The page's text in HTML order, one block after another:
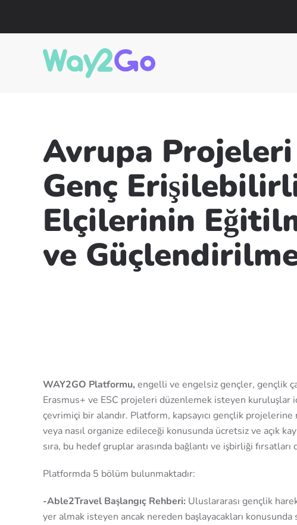
Avrupa
Genç
Elçilerinin
ve
WAY2GO Platformu, engelli ve engelsiz gençler, gençlik
Erasmus+ ve ESC projeleri düzenlemek isteyen kuruluşlar
çevrimiçi bir alandır. Platform, kapsayıcı gençlik projelerine
veya nasıl organize edileceği konusunda ücretsiz ve açık
sıra, bu hedef gruplar arasında bağlantı ve işbirliği fırsatları
Platformda 5 bölüm bulunmaktadır:
-Able2Travel Başlangıç Rehberi: Uluslararası gençlik
yer almak isteyen ancak nereden başlayacakları konusunda